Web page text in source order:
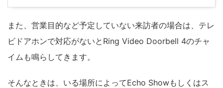
また、営業目的など予定していない来訪者の場合は、テレ
ビドアホンで対応がないとRing Video Doorbell 4のチャ
イムも鳴らしてきます。
そんなときは、いる場所によってEcho Showもしくはス